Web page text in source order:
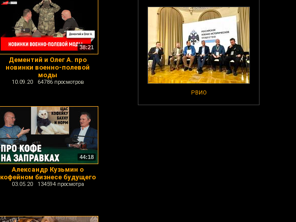
РВИО
38:21
Дементий и Олег А. про
новинки военно-полевой
моды
10.09.20 64786 просмотров
44:18
Александр Кузьмин о
кофейном бизнесе будущего
03.05.20 134594 просмотра